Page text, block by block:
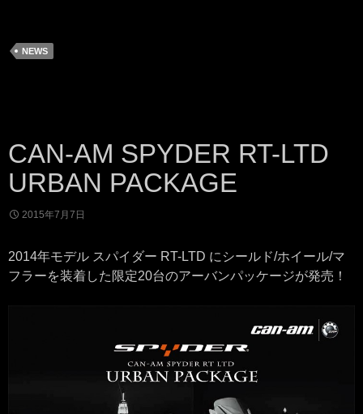
NEWS
CAN-AM SPYDER RT-LTD
URBAN PACKAGE
2015年7月7日
2014年モデル スパイダー RT-LTD にシールド/ホイール/マ
フラーを装着した限定20台のアーバンパッケージが発売！